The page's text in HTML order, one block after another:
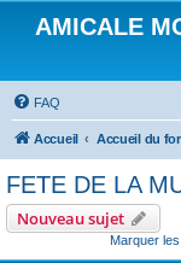
AMICALE
FAQ
Accueil Accueil du
FETE DE LA
Nouveau sujet
Marquer